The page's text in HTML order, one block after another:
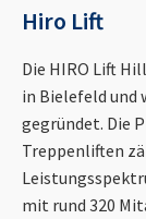
Hiro Lift
Die HIRO Lift
in Bielefeld und
gegründet. Die
Treppenliften
mit rund 320